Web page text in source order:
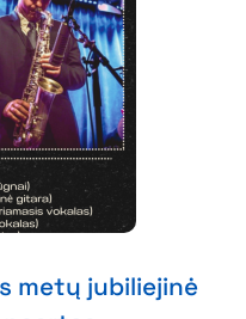
metų jubiliejinė